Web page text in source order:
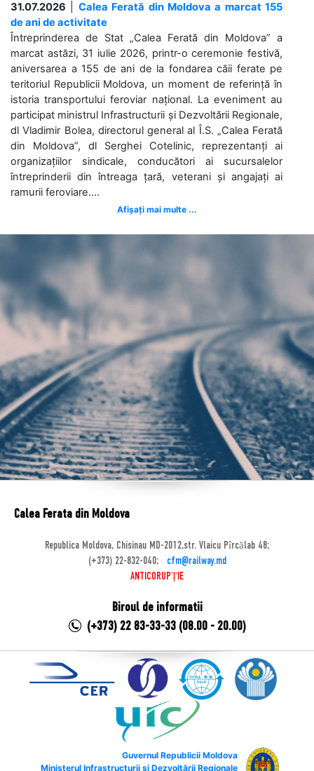
31.07.2026
Calea Ferată din Moldova a marcat 155
de ani de activitate
Întreprinderea de Stat „Calea Ferată din Moldova” a
marcat astăzi, 31 iulie 2026, printr-o ceremonie festivă,
aniversarea a 155 de ani de la fondarea căii ferate pe
teritoriul Republicii Moldova, un moment de referință în
istoria transportului feroviar național. La eveniment au
participat ministrul Infrastructurii și Dezvoltării Regionale,
dl Vladimir Bolea, directorul general al Î.S. „Calea Ferată
din Moldova”, dl Serghei Cotelinic, reprezentanți ai
organizațiilor sindicale, conducători ai sucursalelor
întreprinderii din întreaga țară, veterani și angajați ai
ramurii feroviare....
Afișați mai multe ...
Calea Ferata din Moldova
Republica Moldova, Chisinau MD-2012,str. Vlaicu Pîrcălab 48;
(+373) 22-832-040;
cfm@railway.md
ANTICORUPȚIE
Biroul de informatii
(+373) 22 83-33-33 (08.00 - 20.00)
Guvernul Republicii Moldova
Ministerul Infrastructurii și Dezvoltării Regionale